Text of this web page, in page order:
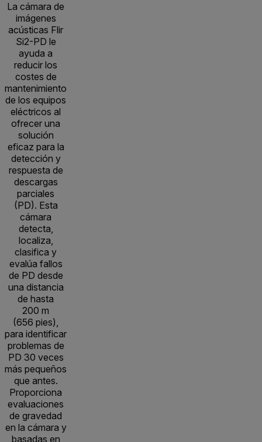
La cámara de
imágenes
acústicas Flir
Si2-PD le
ayuda a
reducir los
costes de
mantenimiento
de los equipos
eléctricos al
ofrecer una
solución
eficaz para la
detección y
respuesta de
descargas
parciales
(PD). Esta
cámara
detecta,
localiza,
clasifica y
evalúa fallos
de PD desde
una distancia
de hasta
200 m
(656 pies),
para identificar
problemas de
PD 30 veces
más pequeños
que antes.
Proporciona
evaluaciones
de gravedad
en la cámara y
basadas en